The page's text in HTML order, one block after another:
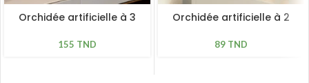
Orchidée artificielle à 3
155 TND
Orchidée artificielle à 2
89 TND